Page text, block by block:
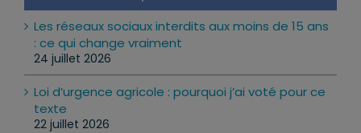
Les réseaux sociaux interdits aux moins de 15 ans
: ce qui change vraiment
24 juillet 2026
Loi d’urgence agricole : pourquoi j’ai voté pour ce
texte
22 juillet 2026